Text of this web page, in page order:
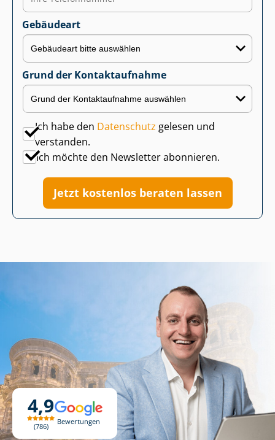
4,9
786
Bewertungen
Gebäudeart
Grund der Kontaktaufnahme
Ich habe den Datenschutz gelesen und
verstanden.
Ich möchte den Newsletter abonnieren.
Jetzt kostenlos beraten lassen